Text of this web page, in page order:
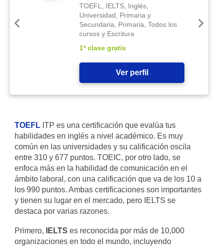
TOEFL, IELTS, Inglés,
Universidad, Primaria y
Secundaria, Primaria, Todos los
cursos y Escritura
1ª clase gratis
Ver perfil
TOEFL ITP es una certificación que evalúa tus
habilidades en inglés a nivel académico. Es muy
común en las universidades y su calificación oscila
entre 310 y 677 puntos. TOEIC, por otro lado, se
enfoca más en la habilidad de comunicación en el
ámbito laboral, con una calificación que va de los 10 a
los 990 puntos. Ambas certificaciones son importantes
y tienen su lugar en el mercado, pero IELTS se
destaca por varias razones.
Primero, IELTS es reconocida por más de 10,000
organizaciones en todo el mundo, incluyendo